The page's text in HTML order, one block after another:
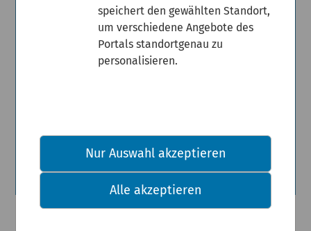
Offene Umwelt-
Transparente Daten für eine
nachhaltige Zukunft
speichert den gewählten Standort,
um verschiedene Angebote des
Portals standortgenau zu
personalisieren.
Nur Auswahl akzeptieren
Alle akzeptieren